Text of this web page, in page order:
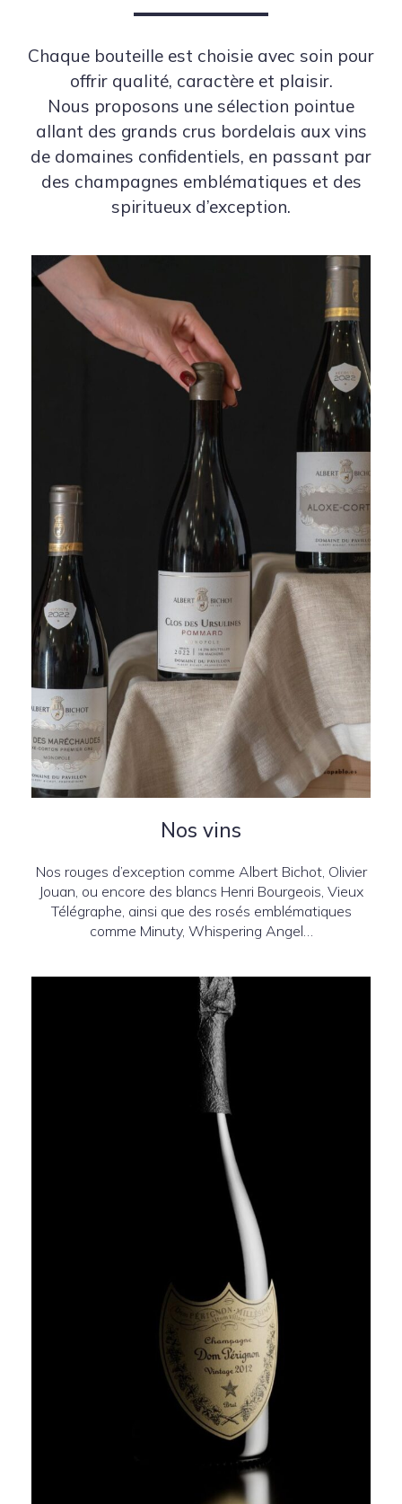
Chaque bouteille est choisie avec soin pour
offrir qualité, caractère et plaisir.
Nous proposons une sélection pointue
allant des grands crus bordelais aux vins
de domaines confidentiels, en passant par
des champagnes emblématiques et des
spiritueux d’exception.
Nos vins
Nos rouges d’exception comme Albert Bichot, Olivier
Jouan, ou encore des blancs Henri Bourgeois, Vieux
Télégraphe, ainsi que des rosés emblématiques
comme Minuty, Whispering Angel…